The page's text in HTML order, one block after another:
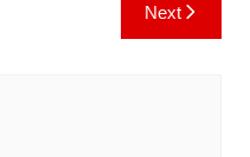
Next